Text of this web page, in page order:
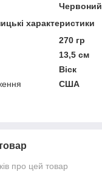
Червоний
характеристики
270 гр
13,5 см
Віск
США
про цей товар